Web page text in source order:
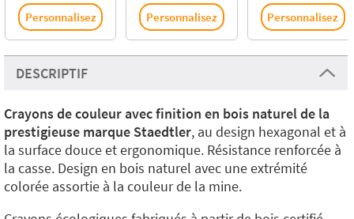
Personnalisez Personnalisez Personnalisez
DESCRIPTIF
Crayons de couleur avec finition en bois naturel de la
prestigieuse marque Staedtler, au design hexagonal et à
la surface douce et ergonomique. Résistance renforcée à
la casse. Design en bois naturel avec une extrémité
colorée assortie à la couleur de la mine.